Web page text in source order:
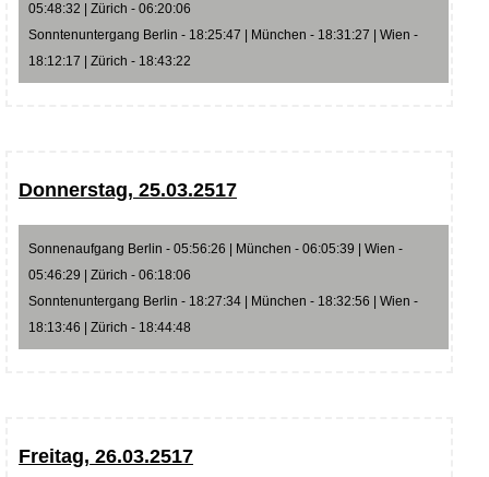
05:48:32 | Zürich - 06:20:06
Sonntenuntergang Berlin - 18:25:47 | München - 18:31:27 | Wien -
18:12:17 | Zürich - 18:43:22
Donnerstag, 25.03.2517
Sonnenaufgang Berlin - 05:56:26 | München - 06:05:39 | Wien -
05:46:29 | Zürich - 06:18:06
Sonntenuntergang Berlin - 18:27:34 | München - 18:32:56 | Wien -
18:13:46 | Zürich - 18:44:48
Freitag, 26.03.2517